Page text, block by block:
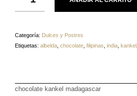
Categoría: Dulces y Postres
Etiquetas: albelda chocolate filipinas india kankel
chocolate kankel madagascar